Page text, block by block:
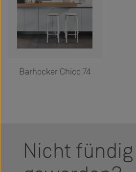
Barhocker Chico 74
Nicht fündig